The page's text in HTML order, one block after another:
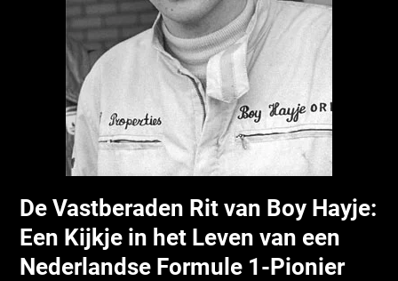
De Vastberaden Rit van Boy Hayje:
Een Kijkje in het Leven van een
Nederlandse Formule 1-Pionier